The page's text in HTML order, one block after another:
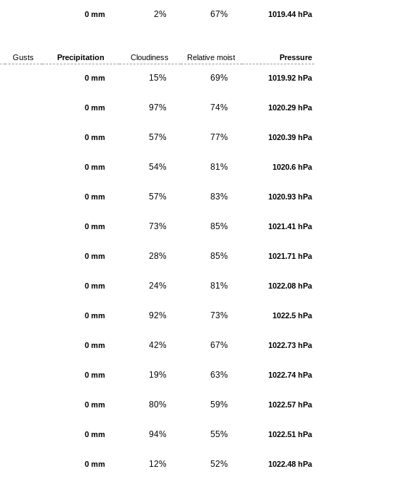
0 mm 2% 67% 1019.44 hPa
Gusts Precipitation Cloudiness Relative moist Pressure
0 mm 15% 69% 1019.92 hPa
0 mm 97% 74% 1020.29 hPa
0 mm 57% 77% 1020.39 hPa
0 mm 54% 81% 1020.6 hPa
0 mm 57% 83% 1020.93 hPa
0 mm 73% 85% 1021.41 hPa
0 mm 28% 85% 1021.71 hPa
0 mm 24% 81% 1022.08 hPa
0 mm 92% 73% 1022.5 hPa
0 mm 42% 67% 1022.73 hPa
0 mm 19% 63% 1022.74 hPa
0 mm 80% 59% 1022.57 hPa
0 mm 94% 55% 1022.51 hPa
0 mm 12% 52% 1022.48 hPa